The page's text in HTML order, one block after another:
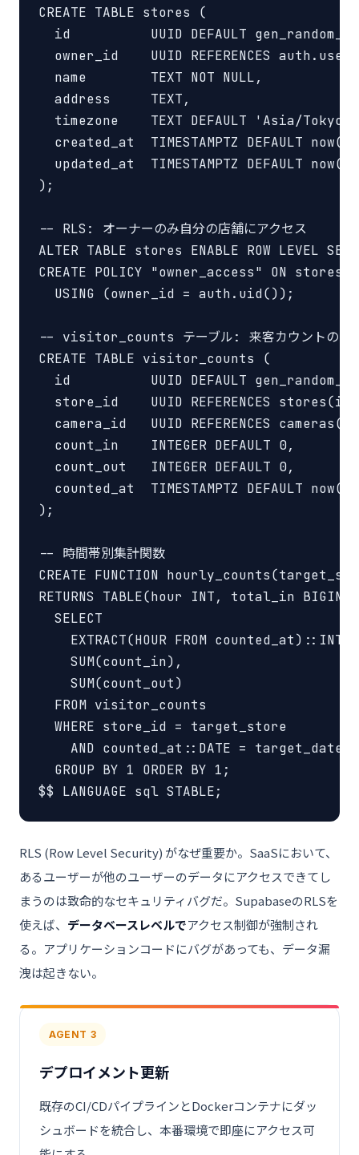
CREATE TABLE stores (
id          UUID DEFAULT
owner_id    UUID REFERENCES
  name        TEXT NOT NULL,
  address     TEXT,
  timezone    TEXT DEFAULT 'Asia/Tokyo',
  created_at  TIMESTAMPTZ DEFAULT now(),
  updated_at  TIMESTAMPTZ DEFAULT now()
);
-- RLS: オーナーのみ自分の店舗にアクセス
ALTER TABLE stores ENABLE ROW LEVEL
CREATE POLICY "owner_access" ON stores
  USING (owner_id = auth.uid());
-- visitor_counts テーブル: 来客カウントの時
CREATE TABLE visitor_counts (
id          UUID DEFAULT
store_id    UUID REFERENCES
camera_id   UUID REFERENCES
  count_in    INTEGER DEFAULT 0,
  count_out   INTEGER DEFAULT 0,
  counted_at  TIMESTAMPTZ DEFAULT now()
);
-- 時間帯別集計関数
CREATE FUNCTION
RETURNS TABLE(hour INT, total_in
  SELECT
    EXTRACT(HOUR FROM counted_at)::INT,
    SUM(count_in),
    SUM(count_out)
  FROM visitor_counts
  WHERE store_id = target_store
    AND counted_at::DATE = target_date
  GROUP BY 1 ORDER BY 1;
$$ LANGUAGE sql STABLE;
RLS (Row Level Security) がなぜ重要か。SaaSにおいて、
あるユーザーが他のユーザーのデータにアクセスできてし
まうのは致命的なセキュリティバグだ。SupabaseのRLSを
使えば、 データベースレベルでアクセス制御が強制され
る。アプリケーションコードにバグがあっても、データ漏
洩は起きない。
AGENT 3
デプロイメント更新
既存のCI/CDパイプラインとDockerコンテナにダッ
シュボードを統合し、本番環境で即座にアクセス可